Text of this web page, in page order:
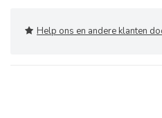
Help ons en andere klanten